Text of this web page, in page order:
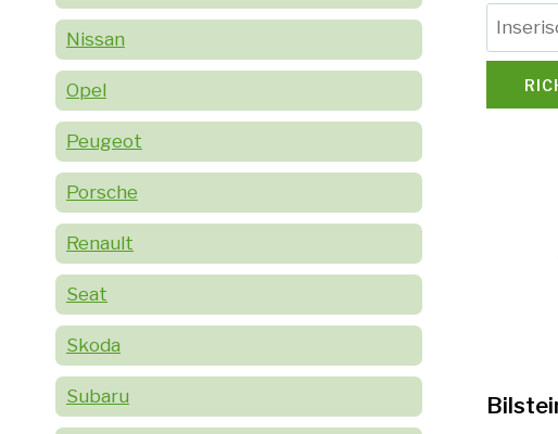
Nissan
Opel
Peugeot
Porsche
Renault
Seat
Skoda
Subaru